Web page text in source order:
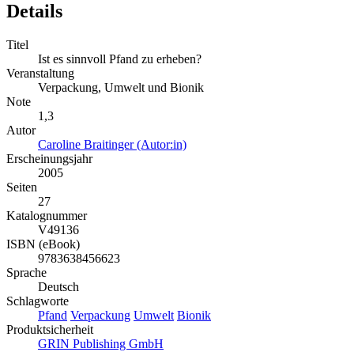
Details
Titel
Ist es sinnvoll Pfand zu erheben?
Veranstaltung
Verpackung, Umwelt und Bionik
Note
1,3
Autor
Caroline Braitinger (Autor:in)
Erscheinungsjahr
2005
Seiten
27
Katalognummer
V49136
ISBN (eBook)
9783638456623
Sprache
Deutsch
Schlagworte
Pfand Verpackung Umwelt Bionik
Produktsicherheit
GRIN Publishing GmbH